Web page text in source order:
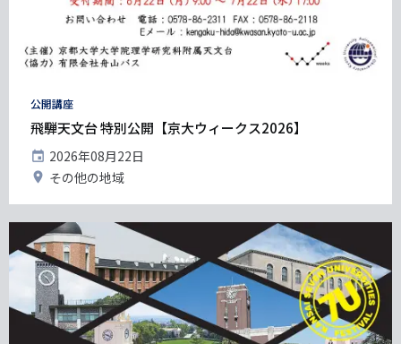
タ
グ
公開講座
飛騨天文台 特別公開【京大ウィークス2026】
開
催
日
2026年08月22日
開
地
その他の地域